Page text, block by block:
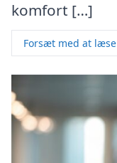
komfort […]
Forsæt med at læse